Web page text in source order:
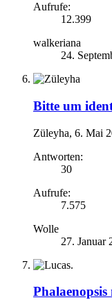
Aufrufe:
12.399
walkeriana
24.
Bitte um
Züleyha, 6. Mai
Antworten:
30
Aufrufe:
7.575
Wolle
27. Januar
Phalaenopsis